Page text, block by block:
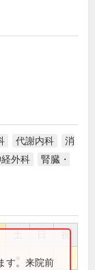
代謝内科
消
経外科
腎臓・
祝
す。来院前